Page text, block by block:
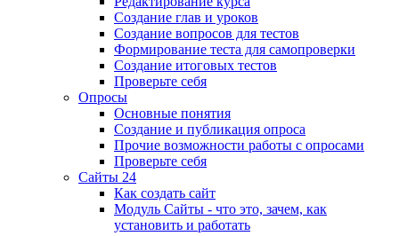
Создание глав и уроков
Создание вопросов для тестов
Формирование теста для самопроверки
Создание итоговых тестов
Проверьте себя
Опросы
Основные понятия
Создание и публикация опроса
Прочие возможности работы с опросами
Проверьте себя
Сайты 24
Как создать сайт
Модуль Сайты - что это, зачем, как
установить и работать